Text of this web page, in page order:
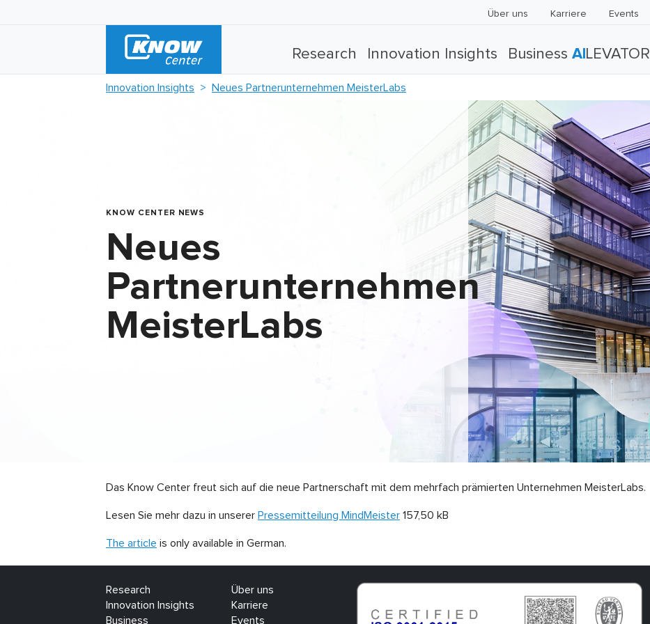
Über uns Karriere Events
Research Innovation Insights Business AI LEVATOR
Innovation Insights Neues Partnerunternehmen MeisterLabs
KNOW CENTER NEWS
Neues
Partnerunternehmen
MeisterLabs
Das Know Center freut sich auf die neue Partnerschaft mit dem mehrfach prämierten Unternehmen MeisterLabs.
Lesen Sie mehr dazu in unserer Pressemitteilung MindMeister 157,50 kB
The article is only available in German.
Research
Innovation Insights
Business
Über uns
Karriere
Events